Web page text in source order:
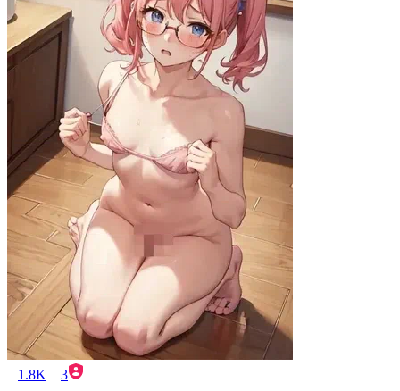
1.8K 3